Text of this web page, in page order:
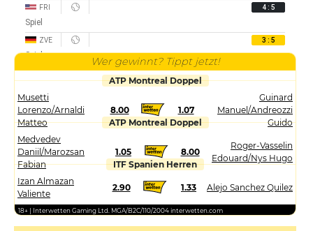
FRI
Spiel
4 : 5
ZVE
Spiel
3 : 5
FRI 3 : 4
Spiel
2 : 4
FRI
Spiel
ZVE
Spiel
ZVE 1 : 2
Wer gewinnt? Tippt jetzt!
ATP Montreal Doppel
Musetti
Lorenzo/Arnaldi
Matteo
8.00 1.07
Guinard
Manuel/Andreozzi
Guido
ATP Montreal Doppel
Medvedev
Daniil/Marozsan
Fabian
1.05 8.00
Roger-Vasselin
Edouard/Nys Hugo
ITF Spanien Herren
Izan Almazan
Valiente
2.90 1.33 Alejo Sanchez Quilez
18+ | Interwetten Gaming Ltd. MGA/B2C/110/2004 interwetten.com